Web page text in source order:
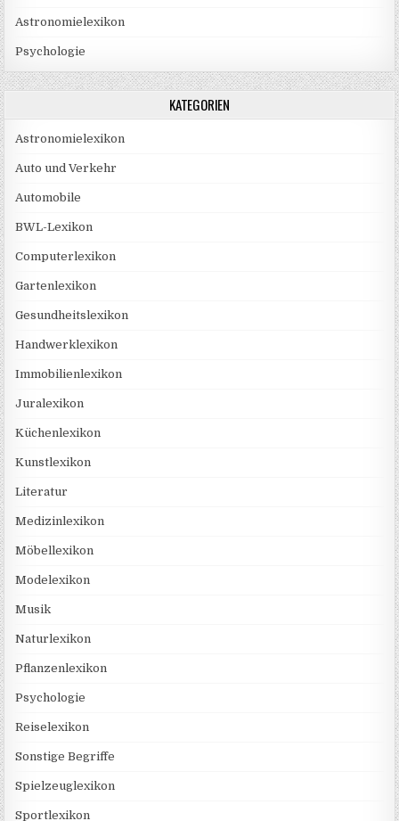
Astronomielexikon
Psychologie
KATEGORIEN
Astronomielexikon
Auto und Verkehr
Automobile
BWL-Lexikon
Computerlexikon
Gartenlexikon
Gesundheitslexikon
Handwerklexikon
Immobilienlexikon
Juralexikon
Küchenlexikon
Kunstlexikon
Literatur
Medizinlexikon
Möbellexikon
Modelexikon
Musik
Naturlexikon
Pflanzenlexikon
Psychologie
Reiselexikon
Sonstige Begriffe
Spielzeuglexikon
Sportlexikon